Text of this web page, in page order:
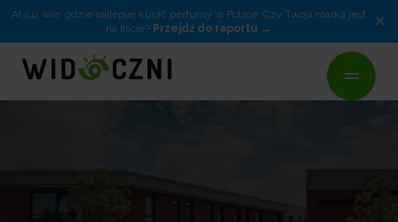
AI już wie, gdzie najlepiej kupić perfumy w Polsce. Czy Twoja marka jest
na liście? Przejdź do raportu ×